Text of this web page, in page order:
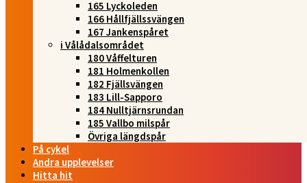
165 Lyckoleden
166 Hållfjällssvängen
167 Jankenspåret
i Vålådalsområdet
180 Våffelturen
181 Holmenkollen
182 Fjällsvängen
183 Lill-Sapporo
184 Nulltjärnsrundan
185 Vallbo milspår
Övriga längdspår
På cykel
Andra upplevelser
Hitta hit